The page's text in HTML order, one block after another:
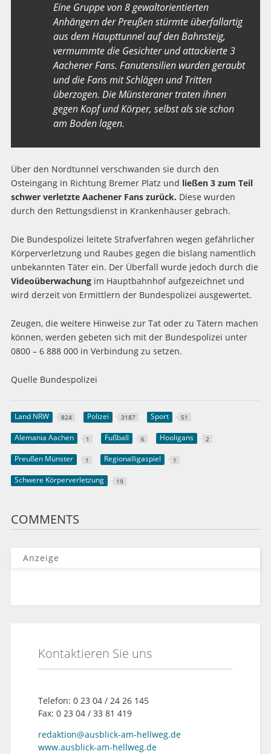
Eine Gruppe von 8 gewaltorientierten
Anhängern der Preußen stürmte überfallartig
aus dem Haupttunnel auf den Bahnsteig,
vermummte die Gesichter und attackierte 3
Aachener Fans. Fanutensilien wurden geraubt
und die Fans mit Schlägen und Tritten
überzogen. Die Münsteraner traten ihnen
gegen Kopf und Körper, selbst als sie schon
am Boden lagen.
Über den Nordtunnel verschwanden sie durch den
Osteingang in Richtung Bremer Platz und ließen 3 zum Teil
schwer verletzte Aachener Fans zurück. Diese wurden
durch den Rettungsdienst in Krankenhäuser gebrach.
Die Bundespolizei leitete Strafverfahren wegen gefährlicher
Körperverletzung und Raubes gegen die bislang namentlich
unbekannten Täter ein. Der Überfall wurde jedoch durch die
Videoüberwachungim Hauptbahnhof aufgezeichnet und
wird derzeit von Ermittlern der Bundespolizei ausgewertet.
Zeugen, die weitere Hinweise zur Tat oder zu Tätern machen
können, werden gebeten sich mit der Bundespolizei unter
0800 – 6 888 000 in Verbindung zu setzen.
Quelle Bundespolizei
Land NRW 824 Polizei 3187 Sport 51
Alemania Aachen 1 Fußball 6 Hooligans 2
Preußen Münster 1 Regionalligaspiel 1
Schwere Körperverletzung 19
COMMENTS
Anzeige
Kontaktieren Sie uns
Telefon: 0 23 04 / 24 26 145
Fax: 0 23 04 / 33 81 419
redaktion@ausblick-am-hellweg.de
www.ausblick-am-hellweg.de